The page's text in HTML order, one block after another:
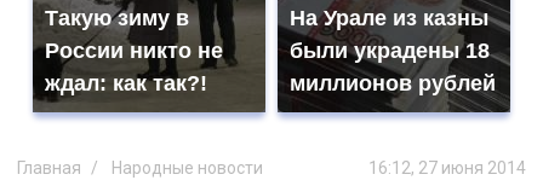
Такую зиму в
России никто не
ждал: как так?!
На Урале из казны
были украдены 18
миллионов рублей
Главная Народные новости 16:12, 27 июня 2014